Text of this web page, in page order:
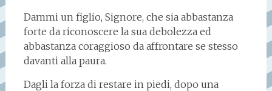
Dammi un figlio, Signore, che sia abbastanza
forte da riconoscere la sua debolezza ed
abbastanza coraggioso da affrontare se stesso
davanti alla paura.
Dagli la forza di restare in piedi, dopo una